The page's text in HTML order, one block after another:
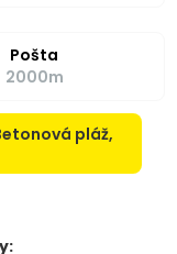
Pošta
2000m
pláž,